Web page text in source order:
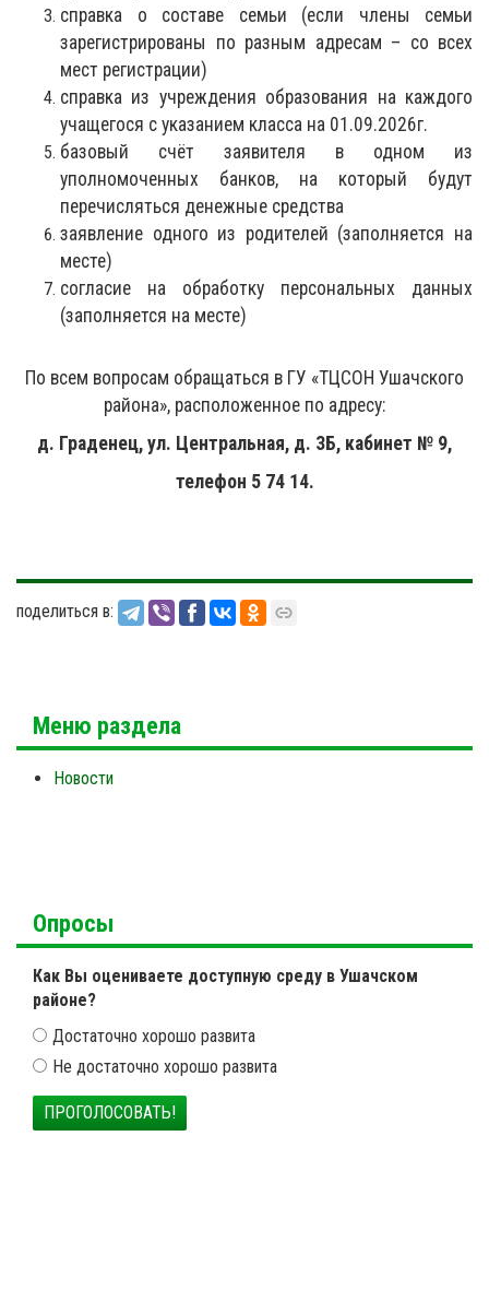
справка о составе семьи (если члены семьи
зарегистрированы по разным адресам – со всех
мест регистрации)
справка из учреждения образования на каждого
учащегося с указанием класса на 01.09.2026г.
базовый счёт заявителя в одном из
уполномоченных банков, на который будут
перечисляться денежные средства
заявление одного из родителей (заполняется на
месте)
согласие на обработку персональных данных
(заполняется на месте)
По всем вопросам обращаться в ГУ «ТЦСОН Ушачского
района», расположенное по адресу:
д. Граденец, ул. Центральная, д. 3Б, кабинет № 9,
телефон 5 74 14.
поделиться в:
Меню раздела
Новости
Опросы
Как Вы оцениваете доступную среду в Ушачском
районе?
Достаточно хорошо развита
Не достаточно хорошо развита
ПРОГОЛОСОВАТЬ!